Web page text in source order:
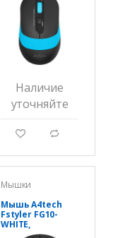
Наличие
уточняйте
g d
Мышки
Мышь A4tech
Fstyler FG10-
WHITE,
оптическая